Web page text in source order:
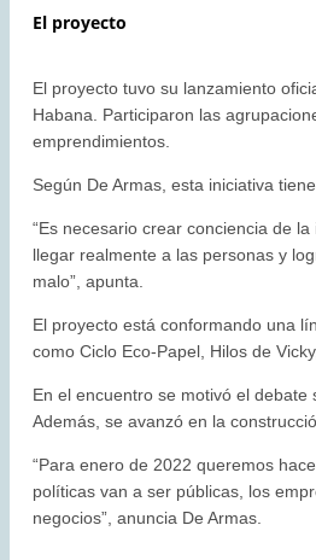
El proyecto
El proyecto tuvo su lanzamiento
Habana. Participaron las
emprendimientos.
Según De Armas, esta iniciativa
“Es necesario crear conciencia de
llegar realmente a las personas y
malo”, apunta.
El proyecto está conformando una
como Ciclo Eco-Papel, Hilos de
En el encuentro se motivó el
Además, se avanzó en la
“Para enero de 2022 queremos
políticas van a ser públicas, los
negocios”, anuncia De Armas.